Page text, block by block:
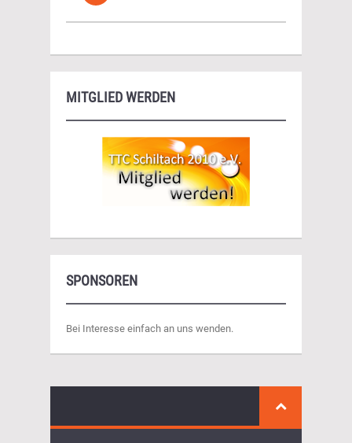
MITGLIED WERDEN
SPONSOREN
Bei Interesse einfach an uns wenden.